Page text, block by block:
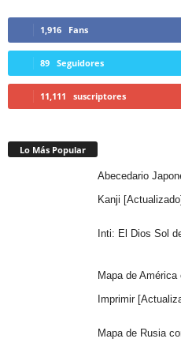
1,916 Fans
89 Seguidores
11,111 suscriptores
Lo Más Popular
Abecedario
Kanji [Actualizado]
Inti: El Dios Sol
Mapa de
Imprimir
Mapa de Rusia